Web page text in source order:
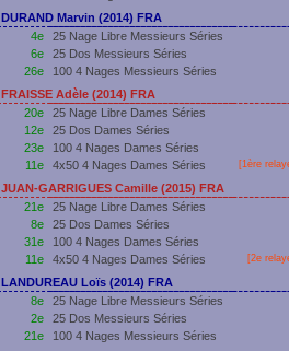
DURAND Marvin (2014) FRA
4e
25 Nage Libre Messieurs Séries
6e
25 Dos Messieurs Séries
26e
100 4 Nages Messieurs Séries
FRAISSE Adèle (2014) FRA
20e
25 Nage Libre Dames Séries
12e
25 Dos Dames Séries
23e
100 4 Nages Dames Séries
11e
4x50 4 Nages Dames Séries [1ère
JUAN-GARRIGUES Camille (2015) FRA
21e
25 Nage Libre Dames Séries
8e
25 Dos Dames Séries
31e
100 4 Nages Dames Séries
11e
4x50 4 Nages Dames Séries [2e
LANDUREAU Loïs (2014) FRA
8e
25 Nage Libre Messieurs Séries
2e
25 Dos Messieurs Séries
21e
100 4 Nages Messieurs Séries